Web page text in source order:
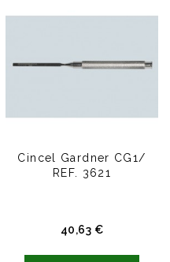
Cincel Gardner CG1/
REF. 3621
40,63 €Precio